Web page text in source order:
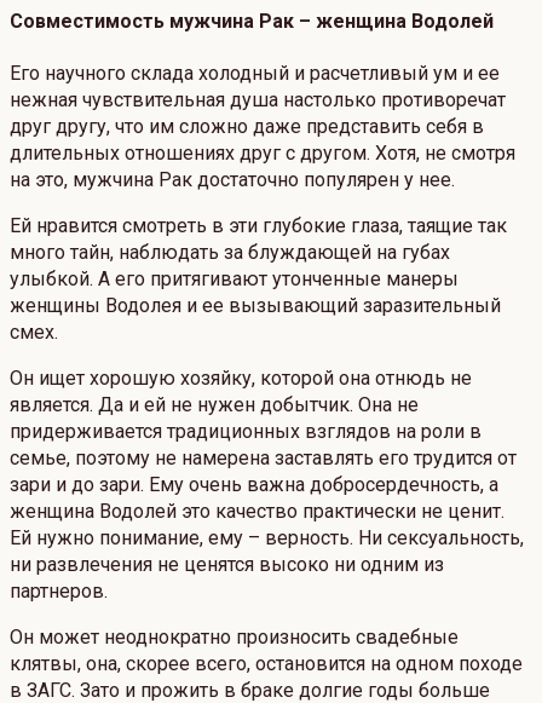
Совместимость мужчина Рак – женщина Водолей
Его научного склада холодный и расчетливый ум и ее
нежная чувствительная душа настолько противоречат
друг другу, что им сложно даже представить себя в
длительных отношениях друг с другом. Хотя, не смотря
на это, мужчина Рак достаточно популярен у нее.
Ей нравится смотреть в эти глубокие глаза, таящие так
много тайн, наблюдать за блуждающей на губах
улыбкой. А его притягивают утонченные манеры
женщины Водолея и ее вызывающий заразительный
смех.
Он ищет хорошую хозяйку, которой она отнюдь не
является. Да и ей не нужен добытчик. Она не
придерживается традиционных взглядов на роли в
семье, поэтому не намерена заставлять его трудится от
зари и до зари. Ему очень важна добросердечность, а
женщина Водолей это качество практически не ценит.
Ей нужно понимание, ему – верность. Ни сексуальность,
ни развлечения не ценятся высоко ни одним из
партнеров.
Он может неоднократно произносить свадебные
клятвы, она, скорее всего, остановится на одном походе
в ЗАГС. Зато и прожить в браке долгие годы больше